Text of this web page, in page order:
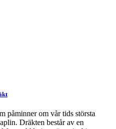
påminner om vår tids största
Dräkten består av en